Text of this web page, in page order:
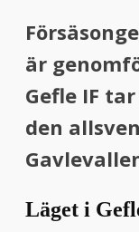
är
Gefle IF
den
Läget i